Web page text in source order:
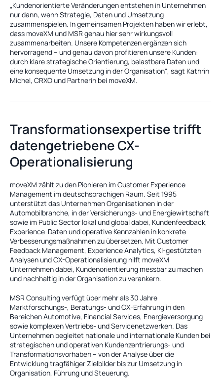
„Kundenorientierte Veränderungen entstehen in Unternehmen
nur dann, wenn Strategie, Daten und Umsetzung
zusammenspielen. In gemeinsamen Projekten haben wir erlebt,
dass moveXM und MSR genau hier sehr wirkungsvoll
zusammenarbeiten. Unsere Kompetenzen ergänzen sich
hervorragend – und genau davon profitieren unsere Kunden:
durch klare strategische Orientierung, belastbare Daten und
eine konsequente Umsetzung in der Organisation“, sagt Kathrin
Michel, CRXO und Partnerin bei moveXM.
Transformationsexpertise trifft
datengetriebene CX-
Operationalisierung
moveXM zählt zu den Pionieren im Customer Experience
Management im deutschsprachigen Raum. Seit 1995
unterstützt das Unternehmen Organisationen in der
Automobilbranche, in der Versicherungs- und Energiewirtschaft
sowie im Public Sector lokal und global dabei, Kundenfeedback,
Experience-Daten und operative Kennzahlen in konkrete
Verbesserungsmaßnahmen zu übersetzen. Mit Customer
Feedback Management, Experience Analytics, KI-gestützten
Analysen und CX-Operationalisierung hilft moveXM
Unternehmen dabei, Kundenorientierung messbar zu machen
und nachhaltig in der Organisation zu verankern.
MSR Consulting verfügt über mehr als 30 Jahre
Marktforschungs-, Beratungs- und CX-Erfahrung in den
Bereichen Automotive, Financial Services, Energieversorgung
sowie komplexen Vertriebs- und Servicenetzwerken. Das
Unternehmen begleitet nationale und internationale Kunden bei
strategischen und operativen Kundenzentrierungs- und
Transformationsvorhaben – von der Analyse über die
Entwicklung tragfähiger Zielbilder bis zur Umsetzung in
Organisation, Führung und Steuerung.